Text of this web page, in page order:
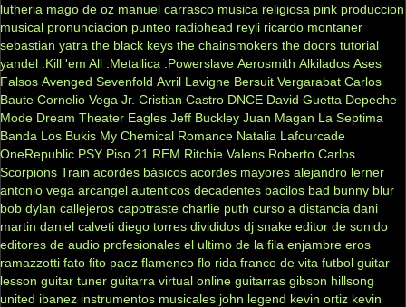
lutheria mago de oz manuel carrasco musica religiosa pink produccion
musical pronunciacion punteo radiohead reyli ricardo montaner
sebastian yatra the black keys the chainsmokers the doors tutorial
yandel .Kill 'em All .Metallica .Powerslave Aerosmith Alkilados Ases
Falsos Avenged Sevenfold Avril Lavigne Bersuit Vergarabat Carlos
Baute Cornelio Vega Jr. Cristian Castro DNCE David Guetta Depeche
Mode Dream Theater Eagles Jeff Buckley Juan Magan La Septima
Banda Los Bukis My Chemical Romance Natalia Lafourcade
OneRepublic PSY Piso 21 REM Ritchie Valens Roberto Carlos
Scorpions Train acordes básicos acordes mayores alejandro lerner
antonio vega arcangel autenticos decadentes bacilos bad bunny blur
bob dylan callejeros capotraste charlie puth curso a distancia dani
martin daniel calveti diego torres divididos dj snake editor de sonido
editores de audio profesionales el ultimo de la fila enjambre eros
ramazzotti fato fito paez flamenco flo rida franco de vita futbol guitar
lesson guitar tuner guitarra virtual online guitarras gibson hillsong
united ibanez instrumentos musicales john legend kevin ortiz kevin